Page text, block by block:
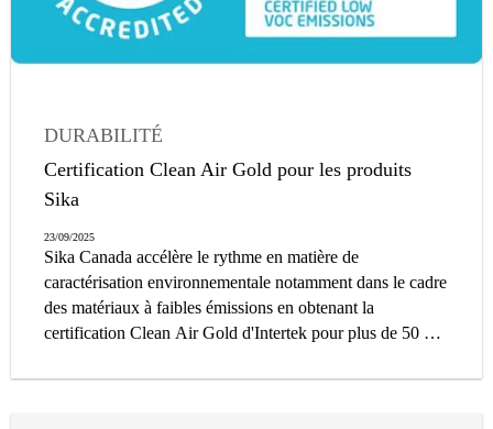
DURABILITÉ
Certification Clean Air Gold pour les produits
Sika
23/09/2025
Sika Canada accélère le rythme en matière de
caractérisation environnementale notamment dans le cadre
des matériaux à faibles émissions en obtenant la
certification Clean Air Gold d'Intertek pour plus de 50 de